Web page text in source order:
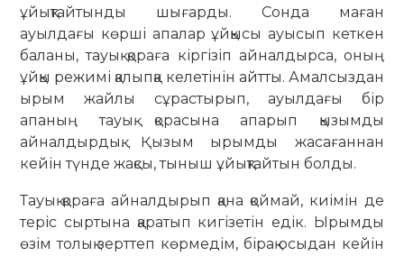
ұйықтайтынды шығарды. Сонда маған
ауылдағы көрші апалар ұйқысы ауысып кеткен
баланы, тауық қораға кіргізіп айналдырса, оның
ұйқы режимі қалыпқа келетінін айтты. Амалсыздан
ырым жайлы сұрастырып, ауылдағы бір
апаның тауық қорасына апарып қызымды
айналдырдық. Қызым ырымды жасағаннан
кейін түнде жақсы, тыныш ұйықтайтын болды.
Тауық қораға айналдырып қана қоймай, киімін де
теріс сыртына қаратып кигізетін едік. Ырымды
өзім толық зерттеп көрмедім, бірақ осыдан кейін